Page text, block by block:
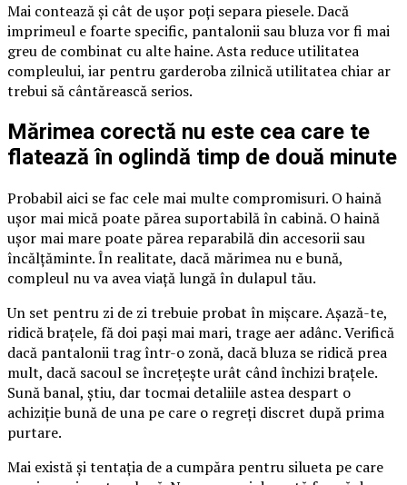
Mai contează și cât de ușor poți separa piesele. Dacă
imprimeul e foarte specific, pantalonii sau bluza vor fi mai
greu de combinat cu alte haine. Asta reduce utilitatea
compleului, iar pentru garderoba zilnică utilitatea chiar ar
trebui să cântărească serios.
Mărimea corectă nu este cea care te
flatează în oglindă timp de două minute
Probabil aici se fac cele mai multe compromisuri. O haină
ușor mai mică poate părea suportabilă în cabină. O haină
ușor mai mare poate părea reparabilă din accesorii sau
încălțăminte. În realitate, dacă mărimea nu e bună,
compleul nu va avea viață lungă în dulapul tău.
Un set pentru zi de zi trebuie probat în mișcare. Așază-te,
ridică brațele, fă doi pași mai mari, trage aer adânc. Verifică
dacă pantalonii trag într-o zonă, dacă bluza se ridică prea
mult, dacă sacoul se încrețește urât când închizi brațele.
Sună banal, știu, dar tocmai detaliile astea despart o
achiziție bună de una pe care o regreți discret după prima
purtare.
Mai există și tentația de a cumpăra pentru silueta pe care